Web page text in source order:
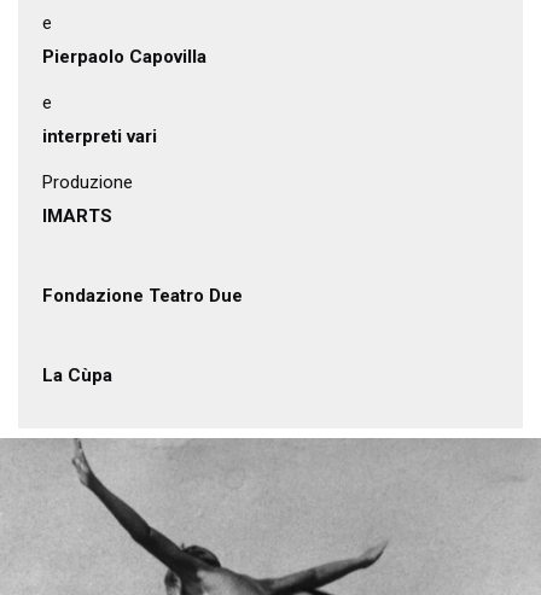
e
Pierpaolo Capovilla
e
interpreti vari
Produzione
IMARTS
Fondazione Teatro Due
La Cùpa